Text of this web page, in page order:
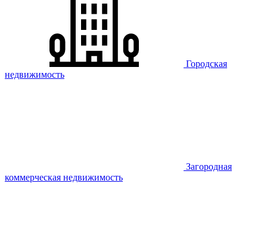
Городская
недвижимость
Загородная
коммерческая недвижимость